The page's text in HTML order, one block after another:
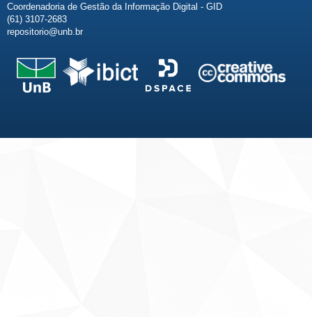
Coordenadoria de Gestão da Informação Digital - GID
(61) 3107-2683
repositorio@unb.br